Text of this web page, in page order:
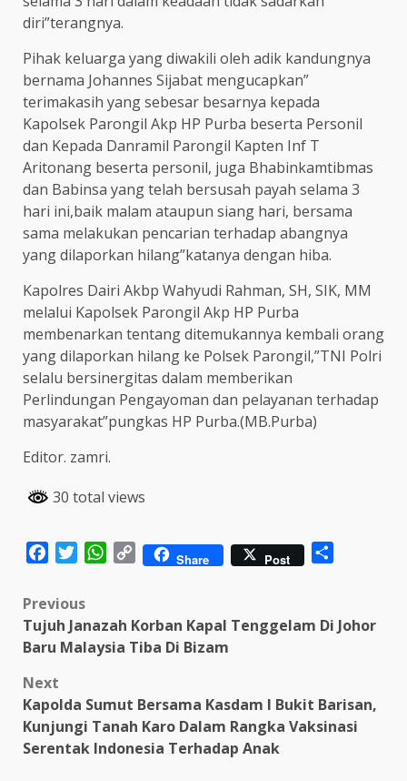
diri”terangnya.
Pihak keluarga yang diwakili oleh adik kandungnya
bernama Johannes Sijabat mengucapkan”
terimakasih yang sebesar besarnya kepada
Kapolsek Parongil Akp HP Purba beserta Personil
dan Kepada Danramil Parongil Kapten Inf T
Aritonang beserta personil, juga Bhabinkamtibmas
dan Babinsa yang telah bersusah payah selama 3
hari ini,baik malam ataupun siang hari, bersama
sama melakukan pencarian terhadap abangnya
yang dilaporkan hilang”katanya dengan hiba.
Kapolres Dairi Akbp Wahyudi Rahman, SH, SIK, MM
melalui Kapolsek Parongil Akp HP Purba
membenarkan tentang ditemukannya kembali orang
yang dilaporkan hilang ke Polsek Parongil,”TNI Polri
selalu bersinergitas dalam memberikan
Perlindungan Pengayoman dan pelayanan terhadap
masyarakat”pungkas HP Purba.(MB.Purba)
Editor. zamri.
30 total views
FacebookTwitterWhatsApp
Copy Share Post
Post
navigation
Previous
Tujuh Janazah Korban Kapal Tenggelam Di Johor
Baru Malaysia Tiba Di Bizam
Next
Kapolda Sumut Bersama Kasdam I Bukit Barisan,
Kunjungi Tanah Karo Dalam Rangka Vaksinasi
Serentak Indonesia Terhadap Anak